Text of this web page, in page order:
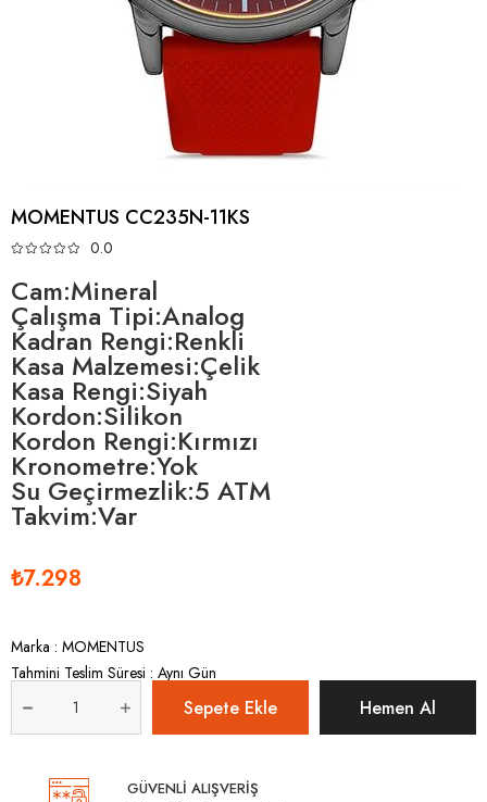
MOMENTUS CC235N-11KS
0.0
Cam:Mineral
Çalışma Tipi:Analog
Kadran Rengi:Renkli
Kasa Malzemesi:Çelik
Kasa Rengi:Siyah
Kordon:Silikon
Kordon Rengi:Kırmızı
Kronometre:Yok
Su Geçirmezlik:5 ATM
Takvim:Var
₺7.298
Marka : MOMENTUS
Tahmini Teslim Süresi : Aynı Gün
GÜVENLİ ALIŞVERİŞ